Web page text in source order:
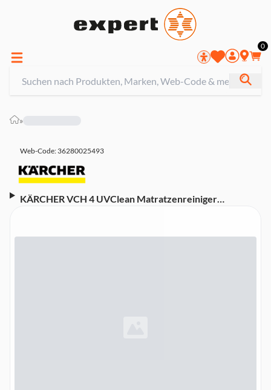
0
»
Web-Code: 36280025493
KÄRCHER VCH 4 UVClean Matratzenreiniger